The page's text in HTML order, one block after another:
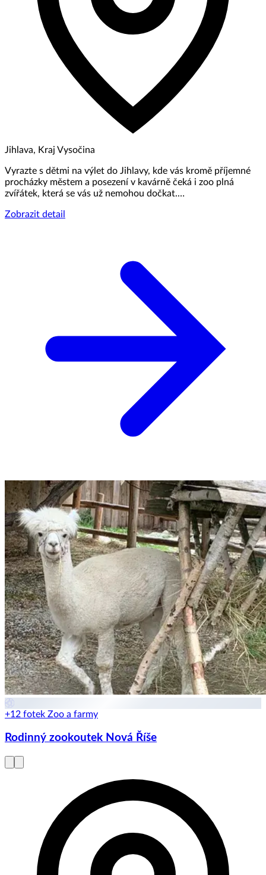
Jihlava, Kraj Vysočina
Vyrazte s dětmi na výlet do Jihlavy, kde vás kromě příjemné
procházky městem a posezení v kavárně čeká i zoo plná
zvířátek, která se vás už nemohou dočkat.…
Zobrazit detail
+12 fotek Zoo a farmy
Rodinný zookoutek Nová Říše